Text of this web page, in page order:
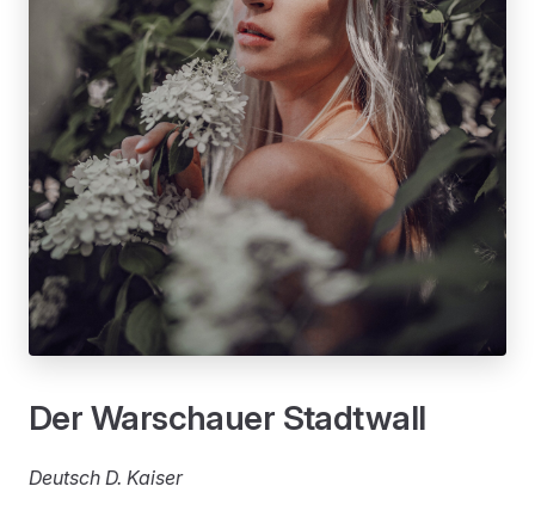
Der Warschauer Stadtwall
Deutsch D. Kaiser